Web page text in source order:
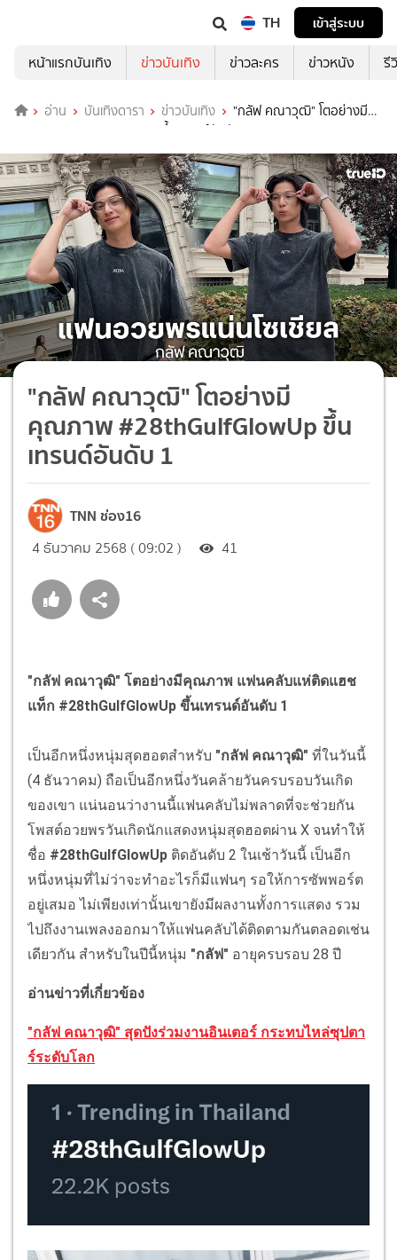
TH
เข้าสู่ระบบ
หน้าแรกบันเทิง
ข่าวบันเทิง ข่าวละคร ข่าวหนัง รี
อ่าน บันเทิงดารา ข่าวบันเทิง
"กลัฟ คณาวุฒิ" โตอย่างมี
คุณภาพ #28thGulfGlowUp ขึ้นเทรนด์อันดับ 1
"กลัฟ คณาวุฒิ" โตอย่างมี
คุณภาพ #28thGulfGlowUp ขึ้น
เทรนด์อันดับ 1
TNN ช่อง16
4 ธันวาคม 2568 ( 09:02 ) 41
"กลัฟ คณาวุฒิ" โตอย่างมีคุณภาพ แฟนคลับแห่ติดแฮช
แท็ก #28thGulfGlowUp ขึ้นเทรนด์อันดับ 1
เป็นอีกหนึ่งหนุ่มสุดฮอตสำหรับ "กลัฟ คณาวุฒิ" ที่ในวันนี้
(4 ธันวาคม) ถือเป็นอีกหนึ่งวันคล้ายวันครบรอบวันเกิด
ของเขา แน่นอนว่างานนี้แฟนคลับไม่พลาดที่จะช่วยกัน
โพสต์อวยพรวันเกิดนักแสดงหนุ่มสุดฮอตผ่าน X จนทำให้
ชื่อ #28thGulfGlowUp ติดอันดับ 2 ในเช้าวันนี้ เป็นอีก
หนึ่งหนุ่มที่ไม่ว่าจะทำอะไรก็มีแฟนๆ รอให้การซัพพอร์ต
อยู่เสมอ ไม่เพียงเท่านั้นเขายังมีผลงานทั้งการแสดง รวม
ไปถึงงานเพลงออกมาให้แฟนคลับได้ติดตามกันตลอดเช่น
เดียวกัน สำหรับในปีนี้หนุ่ม "กลัฟ" อายุครบรอบ 28 ปี
อ่านข่าวที่เกี่ยวข้อง
"กลัฟ คณาวุฒิ" สุดปังร่วมงานอินเตอร์ กระทบไหล่ซุปตา
ร์ระดับโลก